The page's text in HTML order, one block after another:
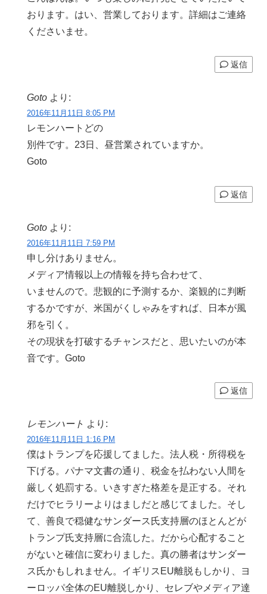
おります。はい、営業しております。詳細はご連絡
くださいませ。
返信
Goto より:
2016年11月11日 8:05 PM
レモンハートどの
別件です。23日、昼営業されていますか。
Goto
返信
Goto より:
2016年11月11日 7:59 PM
申し分けありません。
メディア情報以上の情報を持ち合わせて、
いませんので。悲観的に予測するか、楽観的に判断
するかですが、米国がくしゃみをすれば、日本が風
邪を引く。
その現状を打破するチャンスだと、思いたいのが本
音です。Goto
返信
レモンハート より:
2016年11月11日 1:16 PM
僕はトランプを応援してました。法人税・所得税を
下げる。パナマ文書の通り、税金を払わない人間を
厳しく処罰する。いきすぎた格差を是正する。それ
だけでヒラリーよりはましだと感じてました。そし
て、善良で穏健なサンダース氏支持層のほとんどが
トランプ氏支持層に合流した。だから心配すること
がないと確信に変わりました。真の勝者はサンダー
ス氏かもしれません。イギリスEU離脱もしかり、ヨ
ーロッパ全体のEU離脱しかり、セレブやメディア達